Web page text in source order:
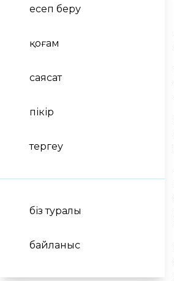
есеп беру
қоғам
саясат
пікір
тергеу
біз туралы
байланыс